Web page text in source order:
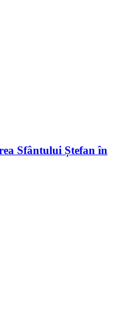
Sfântului Ștefan în